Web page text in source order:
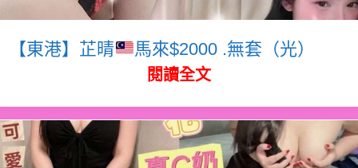
【東港】芷晴 馬來$2000 .無套（光）
閱讀全文